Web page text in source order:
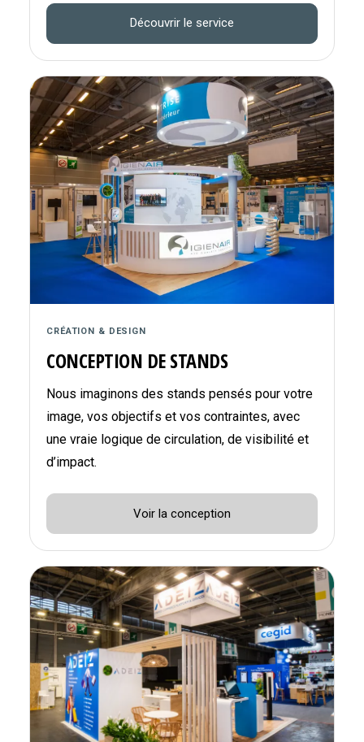
Découvrir le service
CRÉATION & DESIGN
CONCEPTION DE STANDS
Nous imaginons des stands pensés pour votre
image, vos objectifs et vos contraintes, avec
une vraie logique de circulation, de visibilité et
d’impact.
Voir la conception